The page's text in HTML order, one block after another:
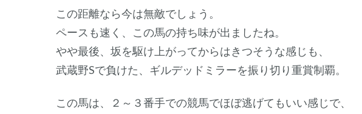
この距離なら今は無敵でしょう。
ペースも速く、この馬の持ち味が出ましたね。
やや最後、坂を駆け上がってからはきつそうな感じも、
武蔵野Sで負けた、ギルデッドミラーを振り切り重賞制覇。
この馬は、２～３番手での競馬でほぼ逃げてもいい感じで、